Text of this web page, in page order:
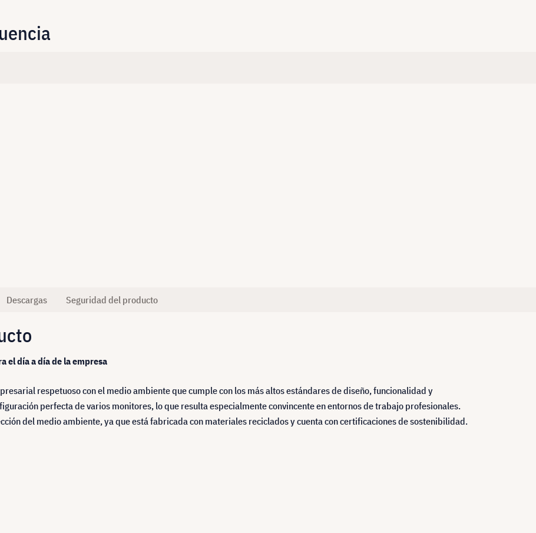
Descargas Seguridad del producto
el día a día de la empresa
respetuoso con el medio ambiente que cumple con los más altos estándares de diseño, funcionalidad y
perfecta de varios monitores, lo que resulta especialmente convincente en entornos de trabajo profesionales.
del medio ambiente, ya que está fabricada con materiales reciclados y cuenta con certificaciones de sostenibilidad.